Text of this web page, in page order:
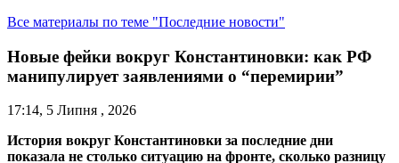
Все материалы по теме "Последние новости"
Новые фейки вокруг Константиновки: как РФ
манипулирует заявлениями о “перемирии”
17:14, 5 Липня , 2026
История вокруг Константиновки за последние дни
показала не столько ситуацию на фронте, сколько разницу